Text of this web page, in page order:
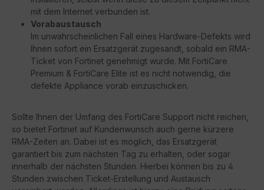
mit dem Internet verbunden ist.
Vorabaustausch
Im unwahrscheinlichen Fall eines Hardware-Defekts wird
Ihnen sofort ein Ersatzgerät zugesandt, sobald ein RMA-
Ticket von Fortinet genehmigt wurde. Mit FortiCare
Premium & FortiCare Elite ist es nicht notwendig, die
defekte Appliance vorab einzuschicken.
Sollte Ihnen der Umfang des FortiCare Support nicht reichen,
so bietet Fortinet auf Kundenwunsch auch gerne kürzere
RMA-Zeiten an. Dabei ist es möglich, das Ersatzgerät
garantiert bis zum nächsten Tag zu erhalten, oder sogar
innerhalb der nächsten Stunden. Hierbei können bis zu 4
Stunden zwischen Ticket-Erstellung und Austausch